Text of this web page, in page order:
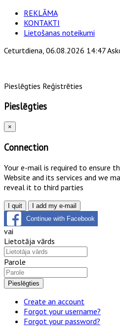
REKLĀMA
KONTAKTI
Lietošanas noteikumi
Ceturtdiena, 06.08.2026 14:47
Pieslēgties Reģistrēties
Pieslēgties
×
Connection
Your e-mail is required to ensure
Website and its services and we
reveal it to third parties
I quit
I add my e-mail
Continue with Facebook
vai
Lietotāja vārds
Parole
Pieslēgties
Create an account
Forgot your username?
Forgot your password?